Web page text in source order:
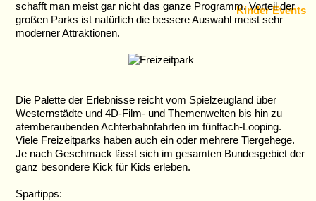
Kinder Events
schafft man meist gar nicht das ganze Programm. Vorteil der
großen Parks ist natürlich die bessere Auswahl meist sehr
moderner Attraktionen.
Die Palette der Erlebnisse reicht vom Spielzeugland über
Westernstädte und 4D-Film- und Themenwelten bis hin zu
atemberaubenden Achterbahnfahrten im fünffach-Looping.
Viele Freizeitparks haben auch ein oder mehrere Tiergehege.
Je nach Geschmack lässt sich im gesamten Bundesgebiet der
ganz besondere Kick für Kids erleben.
Spartipps: